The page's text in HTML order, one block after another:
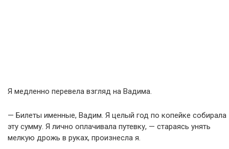
Я медленно перевела взгляд на Вадима.
— Билеты именные, Вадим. Я целый год по копейке собирала
эту сумму. Я лично оплачивала путевку, — стараясь унять
мелкую дрожь в руках, произнесла я.